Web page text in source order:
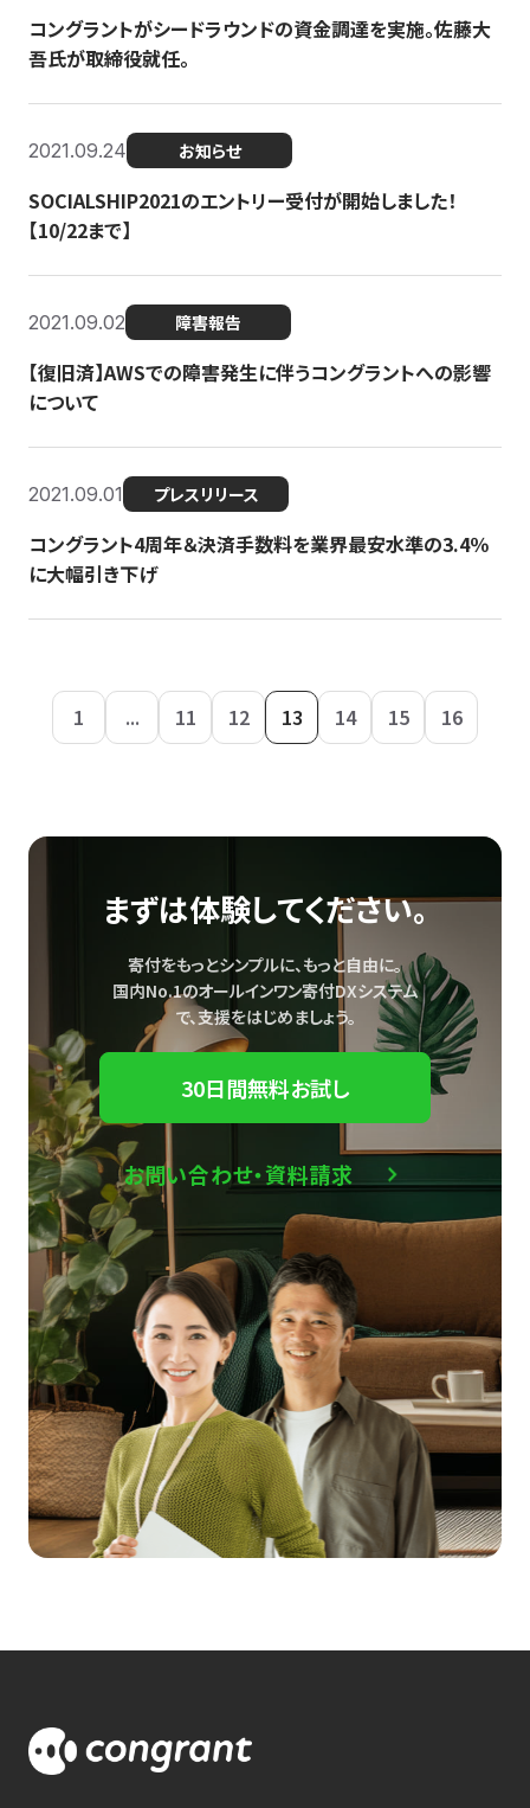
コングラントがシードラウンドの資金調達を実施。佐藤大
吾氏が取締役就任。
2021.09.24 お知らせ
SOCIALSHIP2021のエントリー受付が開始しました！
【10/22まで】
2021.09.02 障害報告
【復旧済】AWSでの障害発生に伴うコングラントへの影響
について
2021.09.01 プレスリリース
コングラント4周年＆決済手数料を業界最安水準の3.4％
に大幅引き下げ
1 ... 11 12 13 14 15 16
まずは体験してください。
寄付をもっとシンプルに、もっと自由に。
国内No.1のオールインワン寄付DXシステム
で、支援をはじめましょう。
30日間無料お試し
お問い合わせ・資料請求